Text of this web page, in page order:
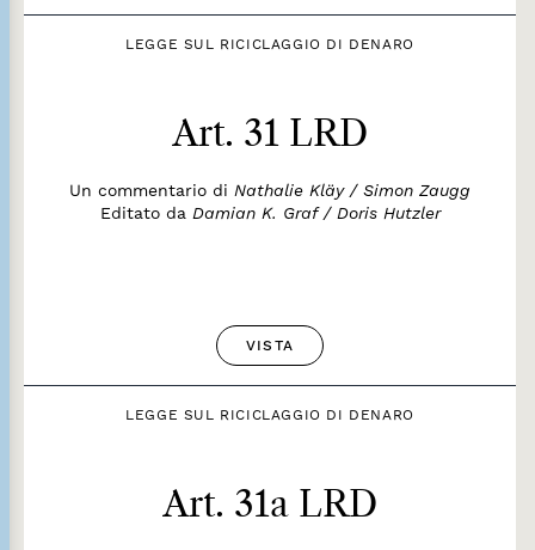
LEGGE SUL RICICLAGGIO DI DENARO
Art. 31 LRD
Un commentario di Nathalie Kläy / Simon Zaugg
Editato da Damian K. Graf / Doris Hutzler
VISTA
LEGGE SUL RICICLAGGIO DI DENARO
Art. 31a LRD